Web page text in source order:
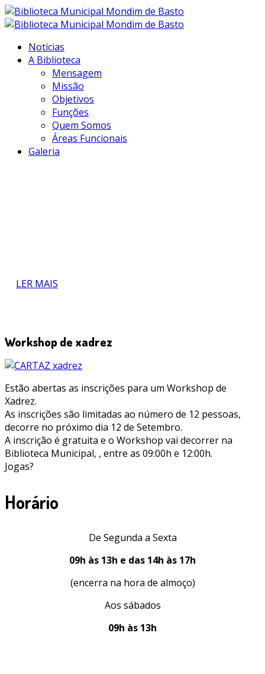
Notícias
A Biblioteca
Mensagem
Missão
Objetivos
Funções
Quem Somos
Áreas Funcionais
Galeria
LER MAIS
Workshop de xadrez
Estão abertas as inscrições para um Workshop de
Xadrez.
As inscrições são limitadas ao número de 12 pessoas,
decorre no próximo dia 12 de Setembro.
A inscrição é gratuita e o Workshop vai decorrer na
Biblioteca Municipal, , entre as 09:00h e 12:00h.
Jogas?
Horário
De Segunda a Sexta
09h às 13h e das 14h às 17h
(encerra na hora de almoço)
Aos sábados
09h às 13h